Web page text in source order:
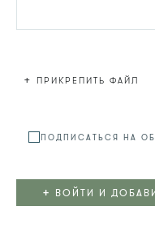
+ ПРИКРЕПИТЬ ФАЙЛ
ПОДПИСАТЬСЯ НА
+ ВОЙТИ И